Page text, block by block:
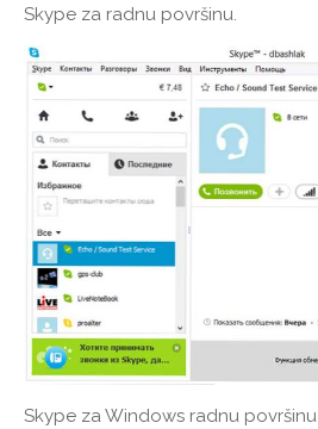
Skype za radnu površinu.
Skype za Windows radnu površinu